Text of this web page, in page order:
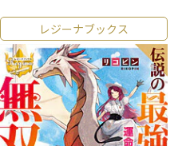
レジーナブックス